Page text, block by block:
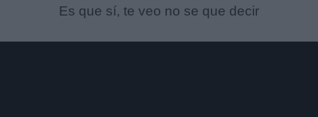
Es que sí, te veo no se que decir